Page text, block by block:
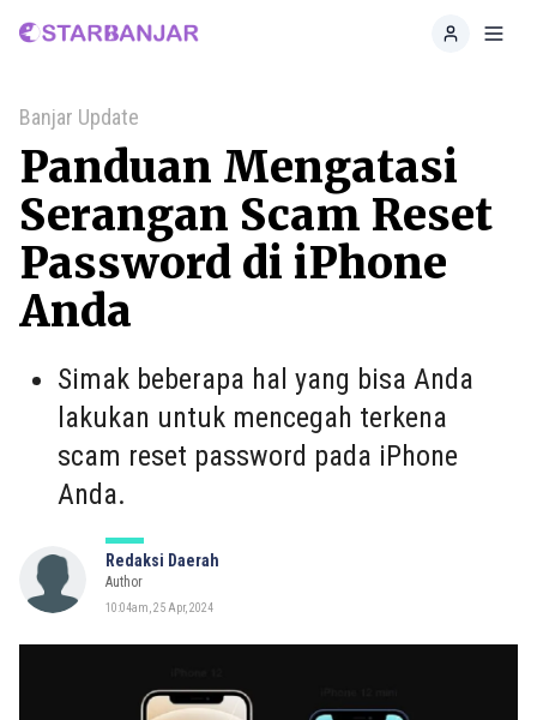
Home
Banjar Update
Panduan Mengatasi
Serangan Scam Reset
Password di iPhone
Anda
Simak beberapa hal yang bisa Anda
lakukan untuk mencegah terkena
scam reset password pada iPhone
Anda.
Redaksi Daerah
Author
10:04am, 25 Apr, 2024